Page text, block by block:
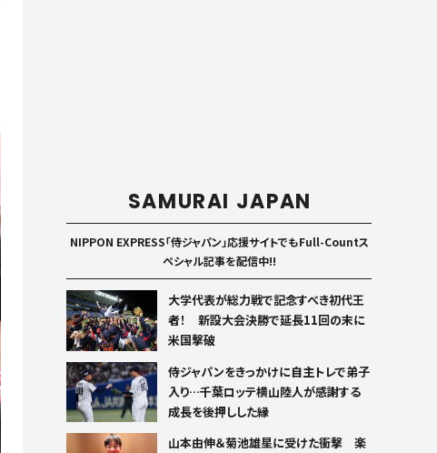
SAMURAI JAPAN
NIPPON EXPRESS「侍ジャパン」応援サイトでもFull-Countス
ペシャル記事を配信中!!
大学代表が総力戦で記念すべき初代王
者！ 新設大会決勝で延長11回の末に
米国撃破
侍ジャパンをきっかけに自主トレで弟子
入り…千葉ロッテ横山陸人が感謝する
成長を後押しした縁
山本由伸＆菊池雄星に受けた衝撃 楽